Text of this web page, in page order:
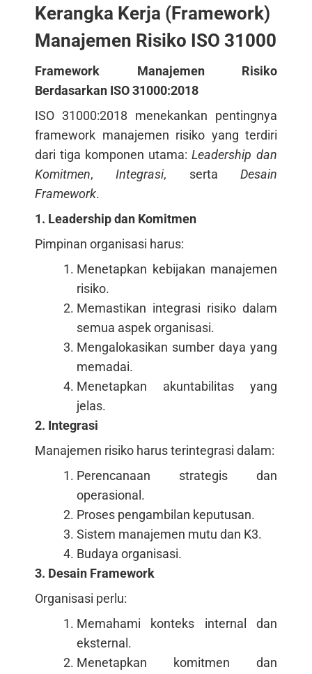
Kerangka Kerja (Framework)
Manajemen Risiko ISO 31000
Framework Manajemen Risiko
Berdasarkan ISO 31000:2018
ISO 31000:2018 menekankan pentingnya
framework manajemen risiko yang terdiri
dari tiga komponen utama: Leadership dan
Komitmen, Integrasi, serta Desain
Framework.
1. Leadership dan Komitmen
Pimpinan organisasi harus:
Menetapkan kebijakan manajemen
risiko.
Memastikan integrasi risiko dalam
semua aspek organisasi.
Mengalokasikan sumber daya yang
memadai.
Menetapkan akuntabilitas yang
jelas.
2. Integrasi
Manajemen risiko harus terintegrasi dalam:
Perencanaan strategis dan
operasional.
Proses pengambilan keputusan.
Sistem manajemen mutu dan K3.
Budaya organisasi.
3. Desain Framework
Organisasi perlu:
Memahami konteks internal dan
eksternal.
Menetapkan komitmen dan